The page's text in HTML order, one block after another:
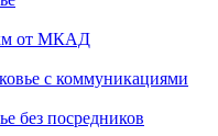
км от МКАД
с коммуникациями
без посредников